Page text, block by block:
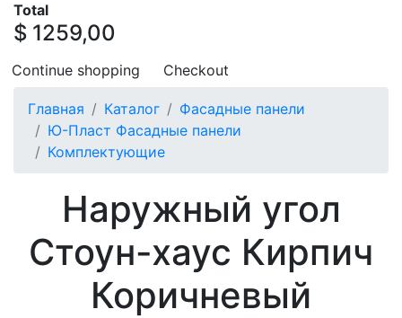
Total
$ 1259,00
Continue shopping Checkout
Главная Каталог
Фасадные панели
Ю-Пласт Фасадные панели
Комплектующие
Наружный угол
Стоун-хаус Кирпич
Коричневый